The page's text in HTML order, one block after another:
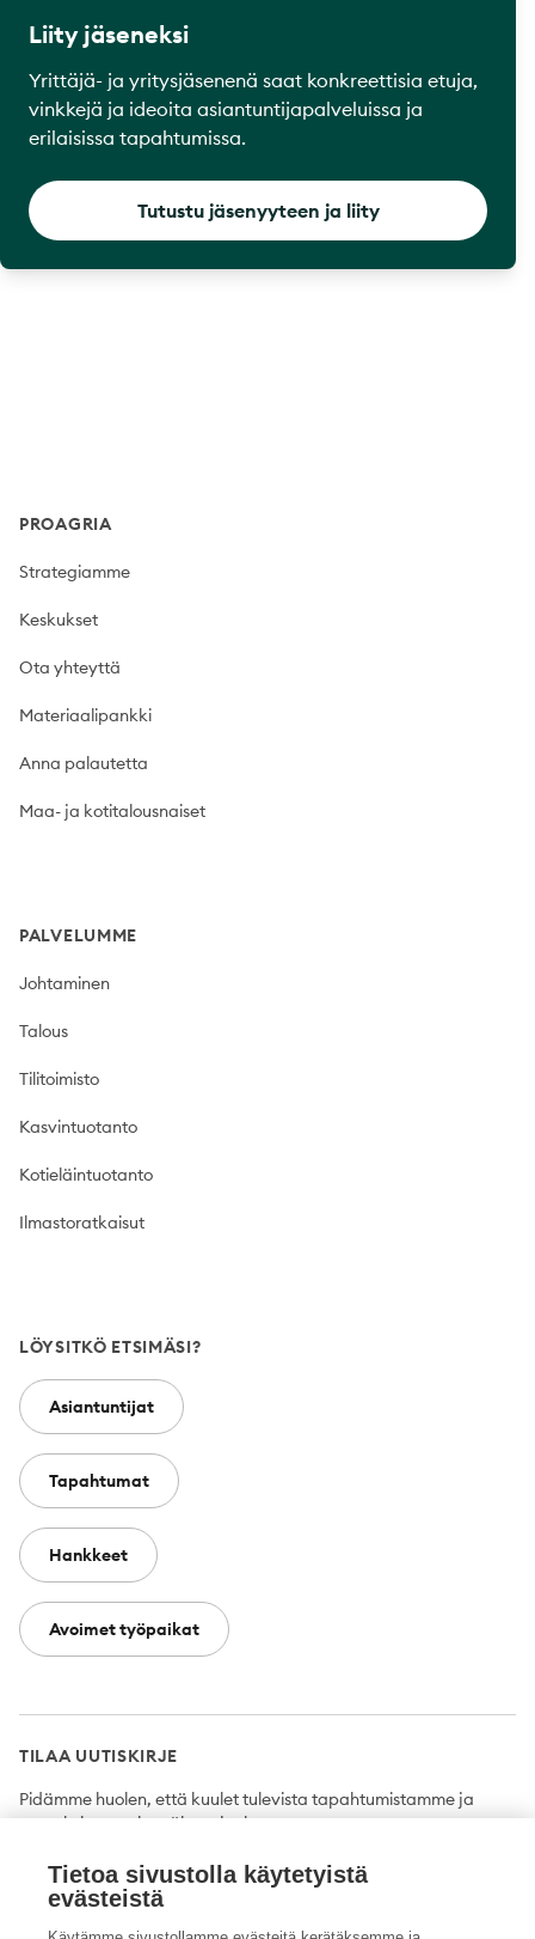
Liity jäseneksi
Yrittäjä- ja yritysjäsenenä saat konkreettisia etuja,
vinkkejä ja ideoita asiantuntijapalveluissa ja
erilaisissa tapahtumissa.
Tutustu jäsenyyteen ja liity
PROAGRIA
Strategiamme
Keskukset
Ota yhteyttä
Materiaalipankki
Anna palautetta
Maa- ja kotitalousnaiset
PALVELUMME
Johtaminen
Talous
Tilitoimisto
Kasvintuotanto
Kotieläintuotanto
Ilmastoratkaisut
LÖYSITKÖ ETSIMÄSI?
Asiantuntijat
Tapahtumat
Hankkeet
Avoimet työpaikat
TILAA UUTISKIRJE
Pidämme huolen, että kuulet tulevista tapahtumistamme ja
uutuuksista ensimmäisten joukossa.
Tilaa
Tietoa sivustolla käytetyistä
evästeistä